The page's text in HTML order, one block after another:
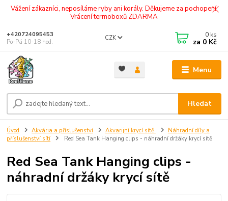
Vážení zákazníci, neposíláme ryby ani korály. Děkujeme za pochopení.
Vrácení termoboxů ZDARMA
Menu
CZK
Hledat
+420724095453
Po-Pá 10-18 hod.
0 ks
za 0 Kč
Úvod Akvária a příslušenství Akvarijní krycí sítě
Náhradní díly a
příslušenství sítí
Red Sea Tank Hanging clips - náhradní držáky krycí sítě
Red Sea Tank Hanging clips -
náhradní držáky krycí sítě